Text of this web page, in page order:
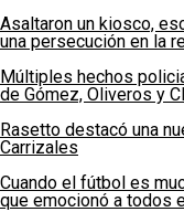
Asaltaron un kiosco,
una persecución en la
Múltiples hechos
de Gómez, Oliveros y
Rasetto destacó una
Carrizales
Cuando el fútbol es
que emocionó a todos